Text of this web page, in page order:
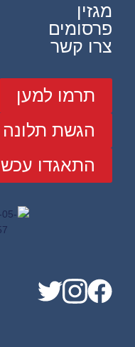
מגזין
פרסומים
צרו קשר
תרמו למען
הגשת תלונה
התאגדו